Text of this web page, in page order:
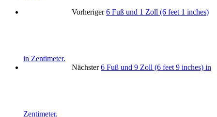
Vorheriger 6 Fuß und 1 Zoll (6 feet 1 inches)
in Zentimeter.
Nächster 6 Fuß und 9 Zoll (6 feet 9 inches) in
Zentimeter.